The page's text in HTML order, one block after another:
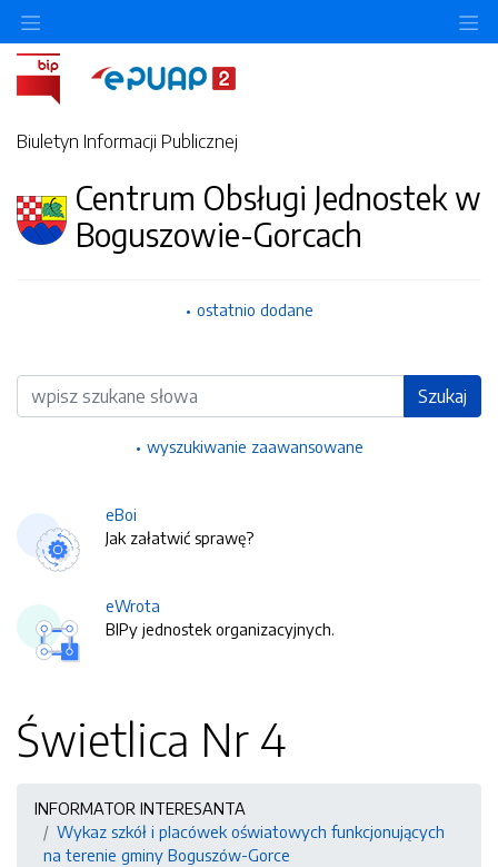
Biuletyn Informacji Publicznej
Centrum Obsługi Jednostek w
Boguszowie-Gorcach
ostatnio dodane
Wyszukiwarka Szukaj
wyszukiwanie zaawansowane
eBoi
Jak załatwić sprawę?
eWrota
BIPy jednostek organizacyjnych.
Świetlica Nr 4
INFORMATOR INTERESANTA
Wykaz szkół i placówek oświatowych funkcjonujących
na terenie gminy Boguszów-Gorce